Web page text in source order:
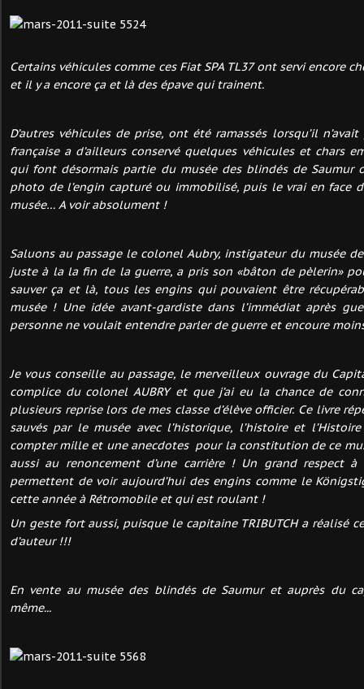
Certains véhicules comme ces Fiat SPA TL37 ont servi encore
et il y a encore ça et là des épave qui trainent.
D’autres véhicules de prise, ont été ramassés lorsqu’il n’avait
française a d’ailleurs conservé quelques véhicules et chars
qui font désormais partie du musée des blindés de Saumur
photo de l’engin capturé ou immobilisé, puis le vrai en face
musée… A voir absolument !
Saluons au passage le colonel Aubry, instigateur du musée
juste à la la fin de la guerre, a pris son «bâton de pèlerin»
sauver ça et là, tous les engins qui pouvaient être
musée ! Une idée avant-gardiste dans l’immédiat après
personne ne voulait entendre parler de guerre et encoure
Je vous conseille au passage, le merveilleux ouvrage du
complice du colonel AUBRY et que j’ai eu la chance de
plusieurs reprise lors de mes classe d’élève officier. Ce livre
sauvés par le musée avec l’historique, l’histoire et
compter mille et une anecdotes pour la constitution de ce
aussi au renoncement d’une carrière ! Un grand respect à
permettent de voir aujourd’hui des engins comme le
cette année à Rétromobile et qui est roulant !
Un geste fort aussi, puisque le capitaine TRIBUTCH a réalisé
d’auteur !!!
En vente au musée des blindés de Saumur et auprès du
même...